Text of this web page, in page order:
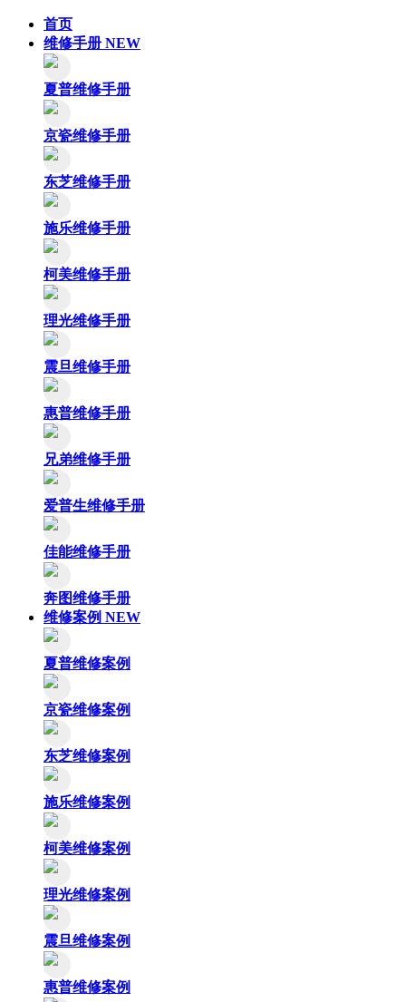
首页
维修手册 NEW
夏普维修手册
京瓷维修手册
东芝维修手册
施乐维修手册
柯美维修手册
理光维修手册
震旦维修手册
惠普维修手册
兄弟维修手册
爱普生维修手册
佳能维修手册
奔图维修手册
维修案例 NEW
夏普维修案例
京瓷维修案例
东芝维修案例
施乐维修案例
柯美维修案例
理光维修案例
震旦维修案例
惠普维修案例